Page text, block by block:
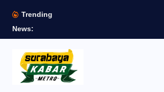
Trending
News: